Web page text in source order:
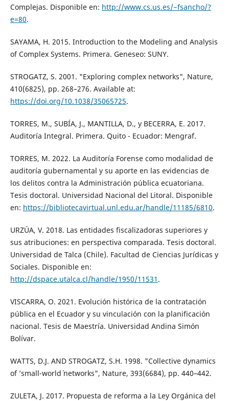
Complejas. Disponible en: http://www.cs.us.es/~fsancho/?
e=80.
SAYAMA, H. 2015. Introduction to the Modeling and Analysis
of Complex Systems. Primera. Geneseo: SUNY.
STROGATZ, S. 2001. "Exploring complex networks", Nature,
410(6825), pp. 268–276. Available at:
https://doi.org/10.1038/35065725.
TORRES, M., SUBÍA, J., MANTILLA, D., y BECERRA, E. 2017.
Auditoría Integral. Primera. Quito - Ecuador: Mengraf.
TORRES, M. 2022. La Auditoría Forense como modalidad de
auditoría gubernamental y su aporte en las evidencias de
los delitos contra la Administración pública ecuatoriana.
Tesis doctoral. Universidad Nacional del Litoral. Disponible
en: https://bibliotecavirtual.unl.edu.ar/handle/11185/6810.
URZÚA, V. 2018. Las entidades fiscalizadoras superiores y
sus atribuciones: en perspectiva comparada. Tesis doctoral.
Universidad de Talca (Chile). Facultad de Ciencias Jurídicas y
Sociales. Disponible en:
http://dspace.utalca.cl/handle/1950/11531 .
VISCARRA, O. 2021. Evolución histórica de la contratación
pública en el Ecuador y su vinculación con la planificación
nacional. Tesis de Maestría. Universidad Andina Simón
Bolívar.
WATTS, D.J. AND STROGATZ, S.H. 1998. "Collective dynamics
of ’small-world´ networks", Nature, 393(6684), pp. 440–442.
ZULETA, J. 2017. Propuesta de reforma a la Ley Orgánica del